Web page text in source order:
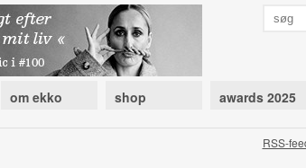
om ekko shop awards 2025
RSS-